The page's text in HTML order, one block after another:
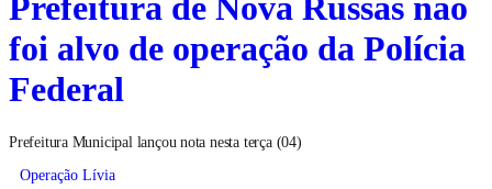
foi alvo de operação da Polícia
Federal
Prefeitura Municipal lançou nota nesta terça (04)
Operação Lívia